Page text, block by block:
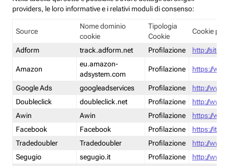
providers, le loro informative e i relativi moduli di consenso:
Source
Nome dominio
cookie
Tipologia
Cookie
Cookie
Adform track.adform.net Profilazione http://
Amazon
eu.amazon-
adsystem.com
Profilazione https://
Google Ads googleadservices Profilazione
http://
Doubleclick
doubleclick.net Profilazione
http://
Awin
Awin Profilazione
https://
Facebook
Facebook Profilazione
https://it-
Tradedoubler
Tradedoubler Profilazione
http://
Segugio
segugio.it Profilazione
http://